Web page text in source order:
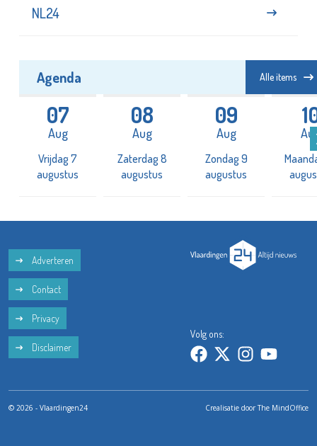
NL24
Agenda Alle items
07
Aug
Vrijdag 7
augustus
08
Aug
Zaterdag 8
augustus
09
Aug
Zondag 9
augustus
Adverteren
Contact
Privacy
Disclaimer
Volg ons:
© 2026 - Vlaardingen24 Crealisatie doorThe MindOffice